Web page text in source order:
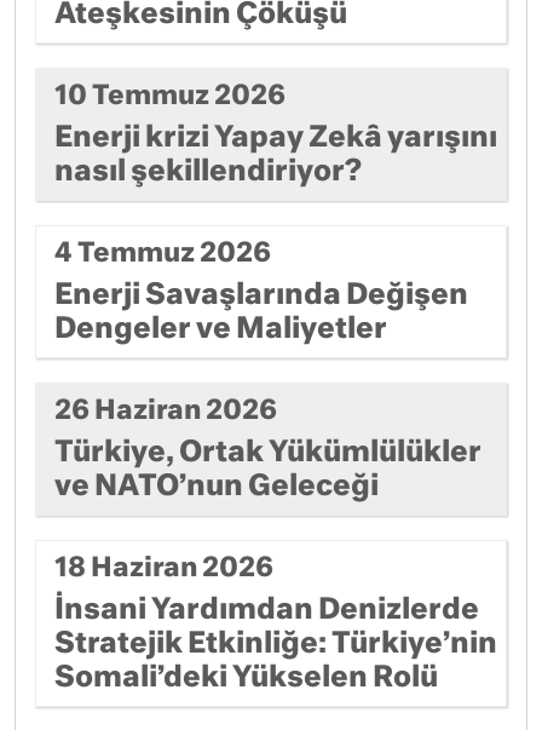
Ateşkesinin Çöküşü
10 Temmuz 2026
Enerji krizi Yapay Zekâ yarışını
nasıl şekillendiriyor?
4 Temmuz 2026
Enerji Savaşlarında Değişen
Dengeler ve Maliyetler
26 Haziran 2026
Türkiye, Ortak Yükümlülükler
ve NATO’nun Geleceği
18 Haziran 2026
İnsani Yardımdan Denizlerde
Stratejik Etkinliğe: Türkiye’nin
Somali’deki Yükselen Rolü